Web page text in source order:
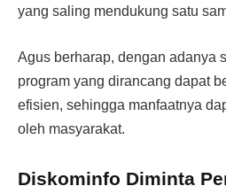
yang saling mendukung satu
Agus berharap, dengan adanya
program yang dirancang dapat
efisien, sehingga manfaatnya
oleh masyarakat.
Diskominfo Diminta